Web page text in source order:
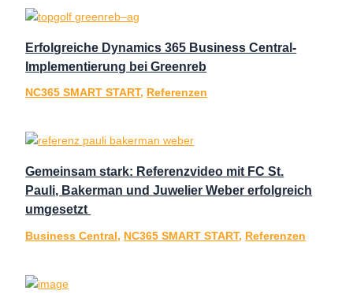
Erfolgreiche Dynamics 365 Business Central-
Implementierung bei Greenreb
NC365 SMART START, Referenzen
Gemeinsam stark: Referenzvideo mit FC St.
Pauli, Bakerman und Juwelier Weber erfolgreich
umgesetzt
Business Central, NC365 SMART START, Referenzen